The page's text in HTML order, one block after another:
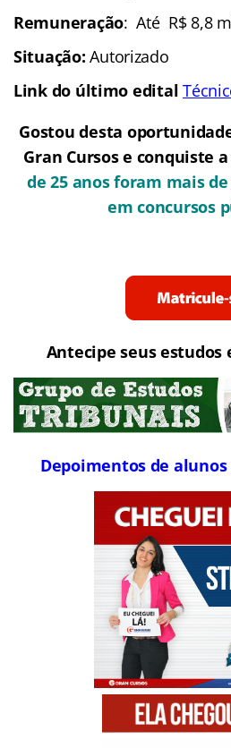
Remuneração: Até R$ 8,8
Situação:Autorizado
Link do último edital
Gostou desta
Gran Cursos e conquiste
de 25 anos foram mais
em concursos
Antecipe seus estudos
Depoimentos de